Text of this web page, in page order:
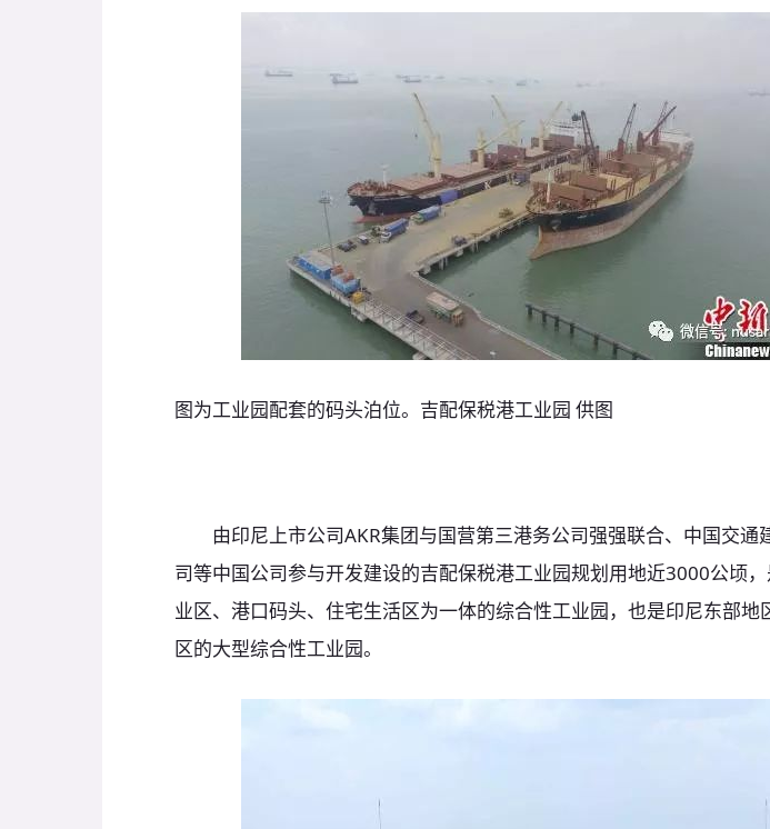
图为工业园配套的码头泊位。吉配保税港工业园 供图
由印尼上市公司AKR集团与国营第三港务公司强强联合、中国交通
司等中国公司参与开发建设的吉配保税港工业园规划用地近3000公顷
业区、港口码头、住宅生活区为一体的综合性工业园，也是印尼东部地
区的大型综合性工业园。